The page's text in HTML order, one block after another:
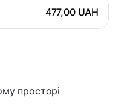
477,00 UAH
просторі